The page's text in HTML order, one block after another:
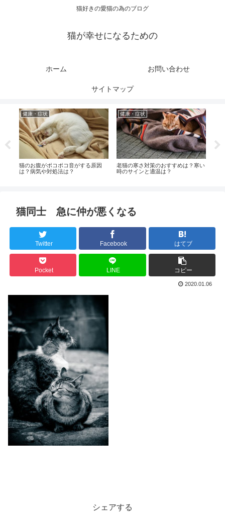
猫好きの愛猫の為のブログ
猫が幸せになるための
ホーム お問い合わせ
サイトマップ
健康・症状
猫のお腹がポコポコ音がする原因
は？病気や対処法は？
健康・症状
老猫の寒さ対策のおすすめは？寒い
時のサインと適温は？
猫同士 急に仲が悪くなる
Twitter Facebook はてブ
Pocket LINE コピー
2020.01.06
シェアする